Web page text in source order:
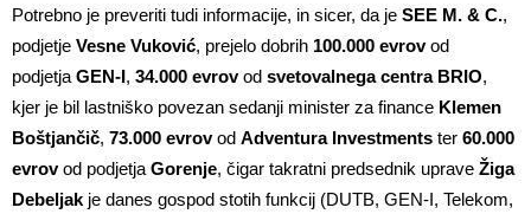
Potrebno je preveriti tudi informacije, in sicer, da je SEE M. & C.,
podjetje Vesne Vuković, prejelo dobrih 100.000 evrovod
podjetja GEN-I, 34.000 evrovod svetovalnega centra BRIO,
kjer je bil lastniško povezan sedanji minister za finance Klemen
Boštjančič, 73.000 evrovod Adventura Investments ter 60.000
evrovod podjetja Gorenje, čigar takratni predsednik uprave Žiga
Debeljak je danes gospod stotih funkcij (DUTB, GEN-I, Telekom,